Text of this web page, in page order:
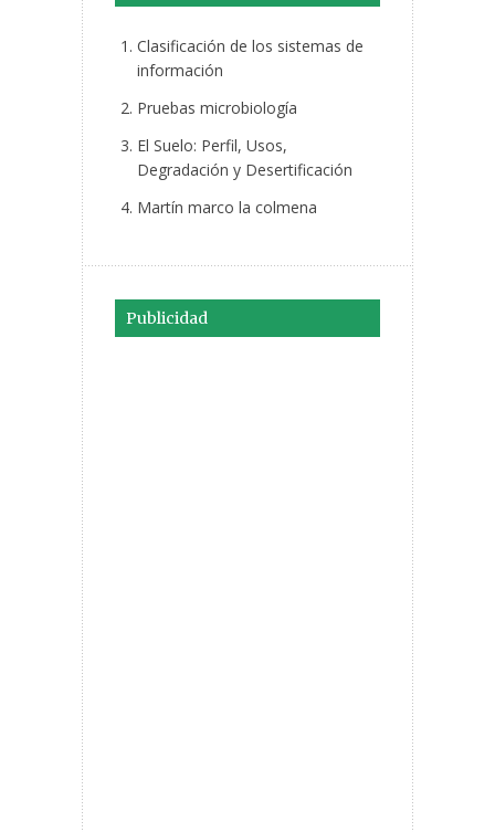
Clasificación de los sistemas de
información
Pruebas microbiología
El Suelo: Perfil, Usos,
Degradación y Desertificación
Martín marco la colmena
Publicidad